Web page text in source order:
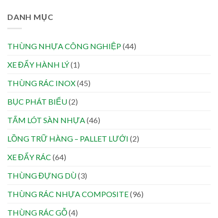
DANH MỤC
THÙNG NHỰA CÔNG NGHIỆP(44)
XE ĐẨY HÀNH LÝ(1)
THÙNG RÁC INOX(45)
BỤC PHÁT BIỂU(2)
TẤM LÓT SÀN NHỰA(46)
LỒNG TRỮ HÀNG – PALLET LƯỚI (2)
XE ĐẨY RÁC (64)
THÙNG ĐỰNG DÙ(3)
THÙNG RÁC NHỰA COMPOSITE(96)
THÙNG RÁC GỖ(4)